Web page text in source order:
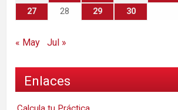
27
28 29 30
« May Jul »
Enlaces